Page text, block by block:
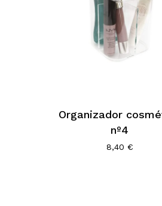
Subtotal:
Organizador
nº4
8,40 €